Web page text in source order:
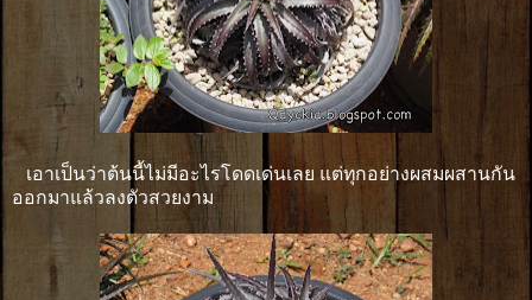
เอาเป็นว่าต้นนี้ไม่มีอะไรโดดเด่นเลย แต่ทุกอย่างผสมผสานกัน
ออกมาแล้วลงตัวสวยงาม